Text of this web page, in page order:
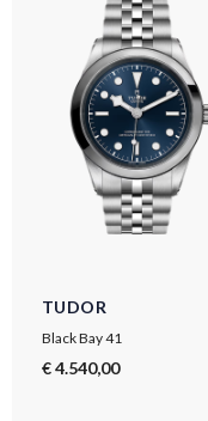
TUDOR
Black Bay 41
€ 4.540,00